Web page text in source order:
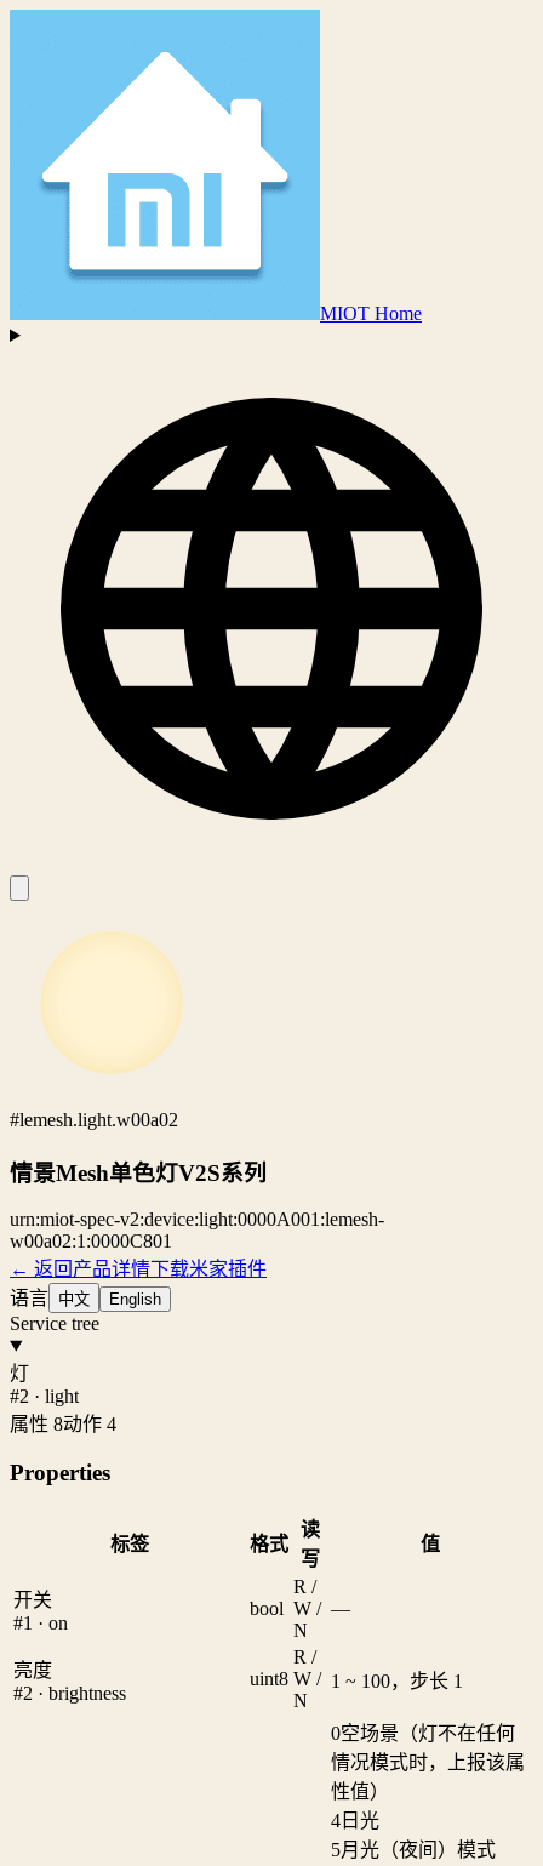
MIOT Home
#lemesh.light.w00a02
情景Mesh单色灯V2S系列
urn:miot-spec-v2:device:light:0000A001:lemesh-
w00a02:1:0000C801
← 返回产品详情下载米家插件
语言 中文 English
Service tree
灯
#2 · light
属性 8动作 4
Properties
标签 格式
读
写
值
开关
#1 · on
bool
R /
W /
N
—
亮度
#2 · brightness
uint8
R /
W /
N
1 ~ 100，步长 1
0空场景（灯不在任何
情况模式时，上报该属
性值）
4 日光
5月光（夜间）模式